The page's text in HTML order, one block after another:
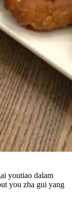
youtiao dalam
you zha gui yang